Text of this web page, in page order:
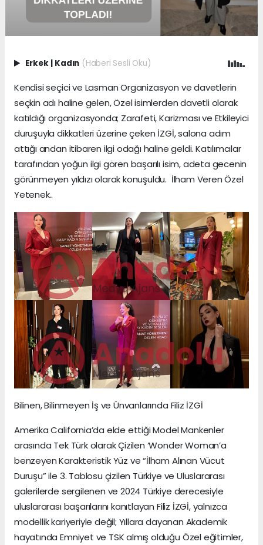
Erkek | Kadın (Haberi Sesli Oku)
Kendisi seçici ve Lasman Organizasyon ve davetlerin
seçkin adı haline gelen, Özel isimlerden davetli olarak
katıldığı organizasyonda; Zarafeti, Karizması ve Etkileyici
duruşuyla dikkatleri üzerine çeken İZGİ, salona adım
attığı andan itibaren ilgi odağı haline geldi. Katılımcılar
tarafından yoğun ilgi gören başarılı isim, adeta gecenin
görünmeyen yıldızı olarak konuşuldu. İlham Veren Özel
Yetenek..
Bilinen, Bilinmeyen İş ve Ünvanlarında Filiz İZGİ
Amerika California’da elde ettiği Model Mankenler
arasında Tek Türk olarak Çizilen ‘Wonder Woman’a
benzeyen Karakteristik Yüz ve “İlham Alınan Vücut
Duruşu” ile 3. Tablosu çizilen Türkiye ve Uluslararası
galerilerde sergilenen ve 2024 Türkiye derecesiyle
uluslararası başarılarını kanıtlayan Filiz İZGİ, yalnızca
modellik kariyeriyle değil; Yıllara dayanan Akademik
hayatında Emniyet ve TSK almış olduğu Özel eğitimler,